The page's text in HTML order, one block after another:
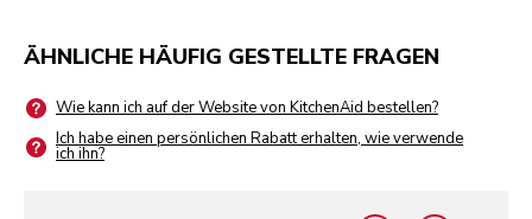
ÄHNLICHE HÄUFIG GESTELLTE FRAGEN
Wie kann ich auf der Website von KitchenAid bestellen?
Ich habe einen persönlichen Rabatt erhalten, wie verwende
ich ihn?